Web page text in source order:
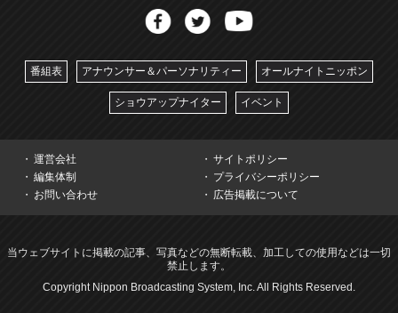
番組表 アナウンサー＆パーソナリティー オールナイトニッポン
ショウアップナイター イベント
運営会社
サイトポリシー
編集体制
プライバシーポリシー
お問い合わせ
広告掲載について
当ウェブサイトに掲載の記事、写真などの無断転載、加工しての使用などは一切
禁止します。
Copyright Nippon Broadcasting System, Inc. All Rights Reserved.